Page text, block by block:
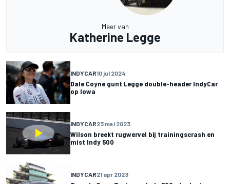
Meer van
Katherine Legge
INDYCAR10 jul 2024
Dale Coyne gunt Legge double-header IndyCar
op Iowa
INDYCAR23 mei 2023
Wilson breekt rugwervel bij trainingscrash en
mist Indy 500
INDYCAR21 apr 2023